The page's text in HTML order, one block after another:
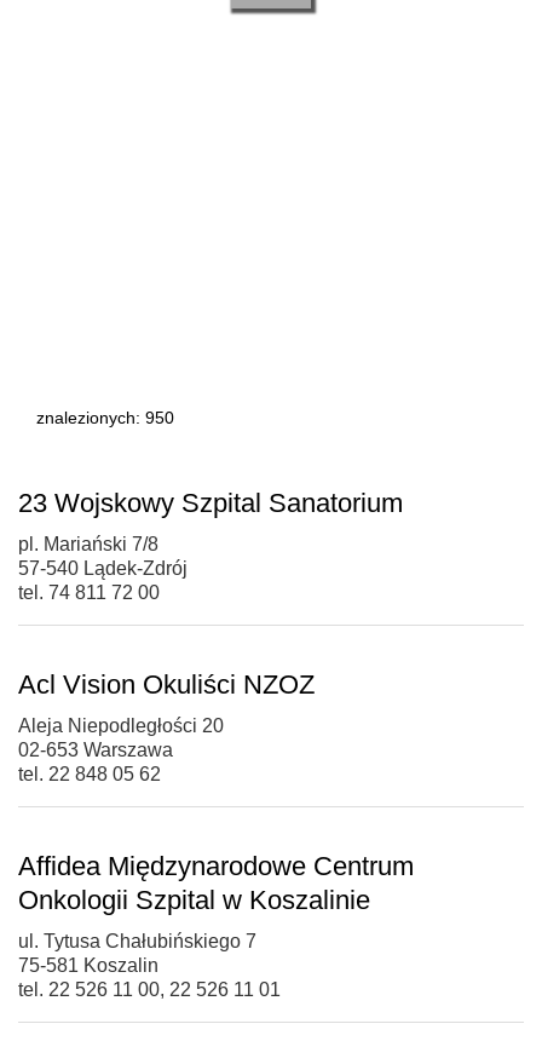
znalezionych: 950
23 Wojskowy Szpital Sanatorium
pl. Mariański 7/8
57-540 Lądek-Zdrój
tel. 74 811 72 00
Acl Vision Okuliści NZOZ
Aleja Niepodległości 20
02-653 Warszawa
tel. 22 848 05 62
Affidea Międzynarodowe Centrum
Onkologii Szpital w Koszalinie
ul. Tytusa Chałubińskiego 7
75-581 Koszalin
tel. 22 526 11 00, 22 526 11 01